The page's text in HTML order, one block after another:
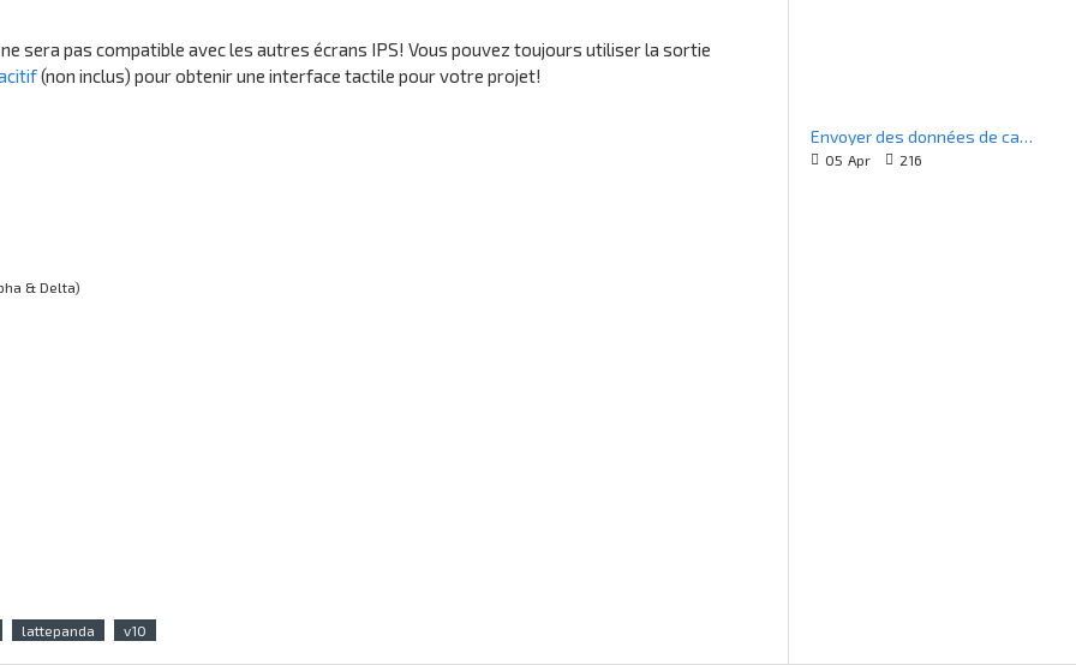
sera pas compatible avec les autres écrans IPS! Vous pouvez toujours utiliser la sortie
(non inclus) pour obtenir une interface tactile pour votre projet!
& Delta)
lattepanda v10
Envoyer des données de capteur de lumière vers le stockage Azure
05 Apr 216